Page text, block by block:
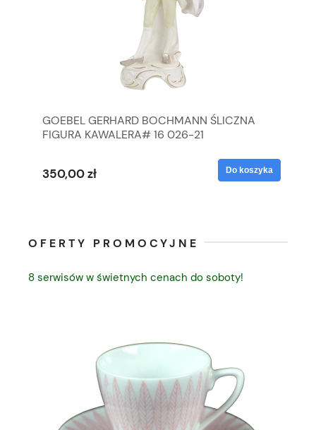
GOEBEL GERHARD BOCHMANN ŚLICZNA
FIGURA KAWALERA# 16 026-21
350,00 zł Do koszyka
OFERTY PROMOCYJNE
8 serwisów w świetnych cenach do soboty!